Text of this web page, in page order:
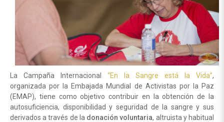
La Campaña Internacional “En la Sangre está la Vida”,
organizada por la Embajada Mundial de Activistas por la Paz
(EMAP), tiene como objetivo contribuir en la obtención de la
autosuficiencia, disponibilidad y seguridad de la sangre y sus
derivados a través de la donación voluntaria, altruista y habitual